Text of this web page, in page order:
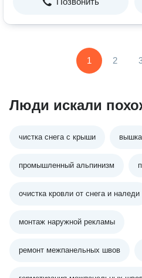
1 2
Люди искали
чистка снега с крыши вышка
промышленный альпинизм
очистка кровли от снега и наледи
монтаж наружной рекламы
ремонт межпанельных швов